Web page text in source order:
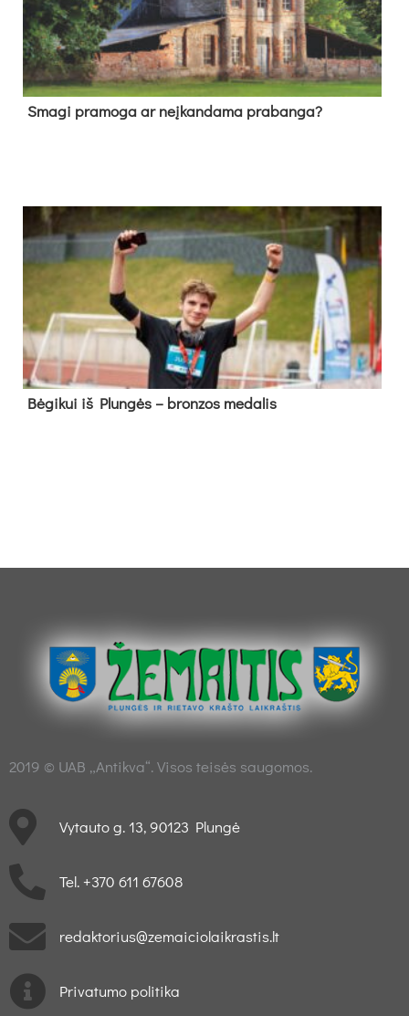
Sma­gi pra­mo­ga ar neį­kan­da­ma pra­ban­ga?
Bė­gi­kui iš Plun­gės – bron­zos me­da­lis
2019 © UAB „Antikva“. Visos teisės saugomos.
Vytauto g. 13, 90123 Plungė
Tel. +370 611 67608
redaktorius@zemaiciolaikrastis.lt
Privatumo politika